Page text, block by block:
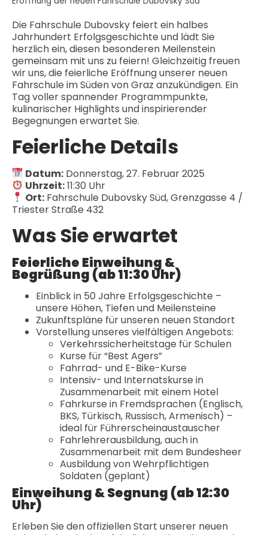
Die Fahrschule Dubovsky feiert ein halbes
Jahrhundert Erfolgsgeschichte und lädt Sie
herzlich ein, diesen besonderen Meilenstein
gemeinsam mit uns zu feiern! Gleichzeitig freuen
wir uns, die feierliche Eröffnung unserer neuen
Fahrschule im Süden von Graz anzukündigen. Ein
Tag voller spannender Programmpunkte,
kulinarischer Highlights und inspirierender
Begegnungen erwartet Sie.
Feierliche Details
Datum: Donnerstag, 27. Februar 2025
Uhrzeit:11:30 Uhr
Ort: Fahrschule Dubovsky Süd, Grenzgasse 4 /
Triester Straße 432
Was Sie erwartet
Feierliche Einweihung &
Begrüßung (ab 11:30 Uhr)
Einblick in 50 Jahre Erfolgsgeschichte –
unsere Höhen, Tiefen und Meilensteine
Zukunftspläne für unseren neuen Standort
Vorstellung unseres vielfältigen Angebots:
Verkehrssicherheitstage für Schulen
Kurse für “Best Agers”
Fahrrad- und E-Bike-Kurse
Intensiv- und Internatskurse in
Zusammenarbeit mit einem Hotel
Fahrkurse in Fremdsprachen (Englisch,
BKS, Türkisch, Russisch, Armenisch) –
ideal für Führerscheinaustauscher
Fahrlehrerausbildung, auch in
Zusammenarbeit mit dem Bundesheer
Ausbildung von Wehrpflichtigen
Soldaten (geplant)
Einweihung & Segnung (ab 12:30
Uhr)
Erleben Sie den offiziellen Start unserer neuen